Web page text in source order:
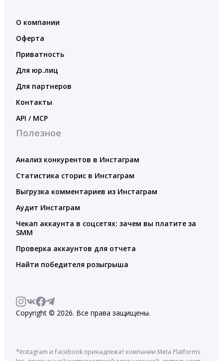
О компании
Оферта
Приватность
Для юр.лиц
Для партнеров
Контакты
API / MCP
Полезное
Анализ конкурентов в Инстаграм
Статистика сторис в Инстаграм
Выгрузка комментариев из Инстаграм
Аудит Инстаграм
Чекап аккаунта в соцсетях: зачем вы платите за
SMM
Проверка аккаунтов для отчета
Найти победителя розыгрыша
Copyright © 2026. Все права защищены.
*Instagram и Facebook принадлежат компании Meta Platforms